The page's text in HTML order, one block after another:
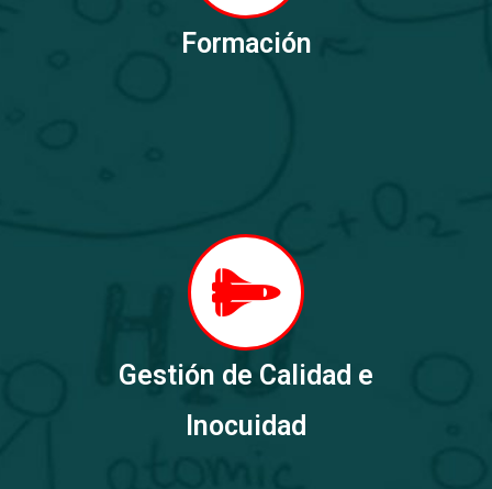
Formación
Gestión de Calidad e
Inocuidad